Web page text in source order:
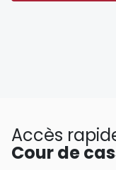
Accès
Cour de